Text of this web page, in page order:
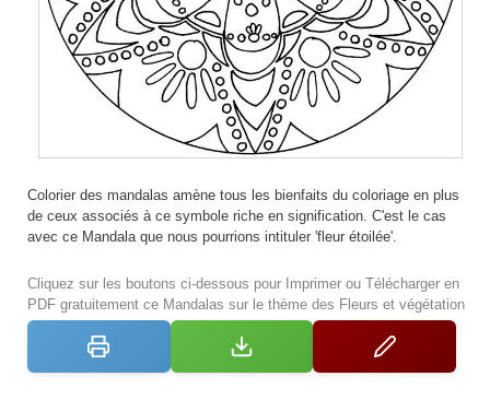
Colorier des mandalas amène tous les bienfaits du coloriage en plus
de ceux associés à ce symbole riche en signification. C'est le cas
avec ce Mandala que nous pourrions intituler 'fleur étoilée'.
Cliquez sur les boutons ci-dessous pour Imprimer ou Télécharger en
PDF gratuitement ce Mandalas sur le thème des Fleurs et végétation